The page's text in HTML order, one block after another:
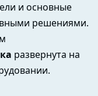
и основные
решениями.
развернута на